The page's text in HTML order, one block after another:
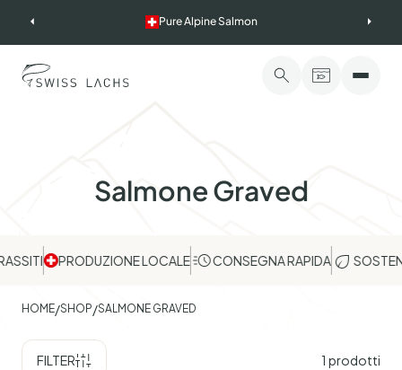
Pure Alpine Salmon
Salmone Graved
PRODUZIONE LOCALE CONSEGNA RAPIDA
HOME/SHOP/SALMONE GRAVED
FILTER 1 prodotti